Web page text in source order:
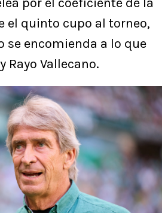
el quinto cupo al torneo,
se encomienda a lo que
Rayo Vallecano.